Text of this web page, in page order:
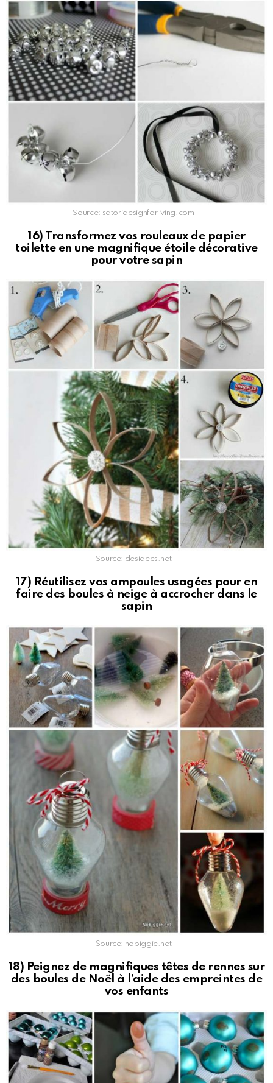
Source: satoridesignforliving.com
16) Transformez vos rouleaux de papier
toilette en une magnifique étoile décorative
pour votre sapin
Source: desidees.net
17) Réutilisez vos ampoules usagées pour en
faire des boules à neige à accrocher dans le
sapin
Source: nobiggie.net
18) Peignez de magnifiques têtes de rennes sur
des boules de Noël à l’aide des empreintes de
vos enfants